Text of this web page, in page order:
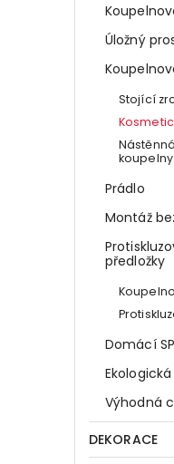
Úložný
Stojící
koupelny
Prádlo
Montáž
předložky
Domácí
Výhodná
DEKORACE